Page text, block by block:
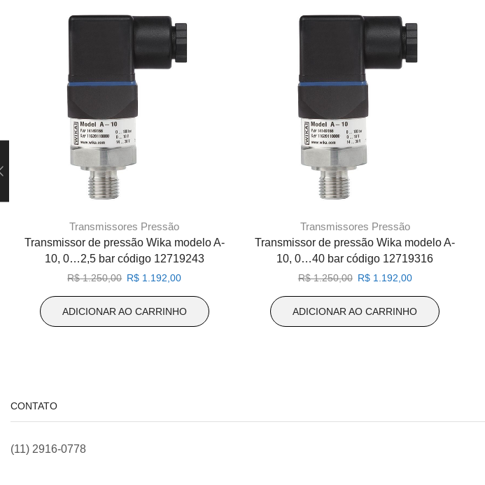
Transmissores Pressão
Transmissor de pressão Wika modelo A-
10, 0…2,5 bar código 12719243
R$1.250,00 O
original
R$ 1.192,00O
atual
ADICIONAR AO CARRINHO
Transmissores Pressão
Transmissor de pressão Wika modelo A-
10, 0…40 bar código 12719316
R$1.250,00 O
original
R$1.192,00O
atual
ADICIONAR AO CARRINHO
CONTATO
(11) 2916-0778